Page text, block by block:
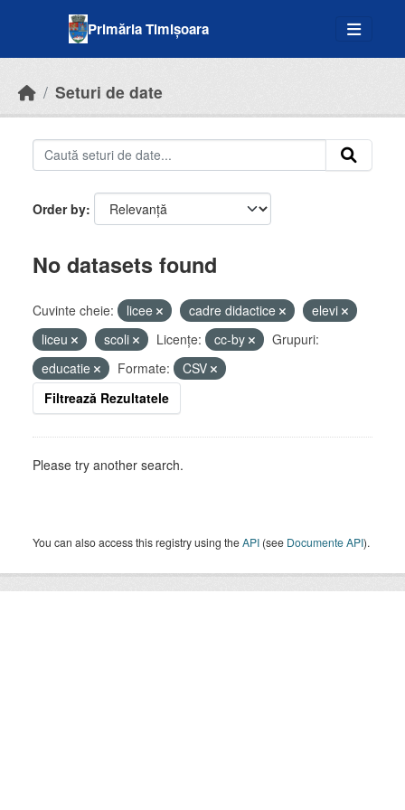
Primăria Timișoara
Seturi de date
Order by
No datasets found
Cuvinte cheie: licee cadre didactice
elevi
liceu
scoli Licenţe: cc-by
Grupuri:
educatie
Formate:
CSV
Filtrează Rezultatele
Please try another search.
You can also access this registry using theAPI (see Documente API).